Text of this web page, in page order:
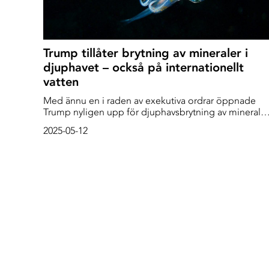
Trump tillåter brytning av mineraler i
djuphavet – också på internationellt
vatten
Med ännu en i raden av exekutiva ordrar öppnade
Trump nyligen upp för djuphavsbrytning av mineraler
vatten – och det är kontroversiellt.
2025-05-12